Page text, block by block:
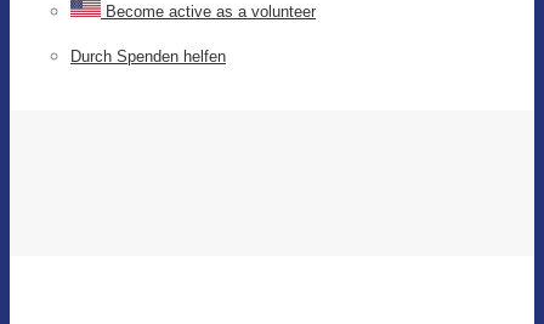
Become active as a volunteer
Durch Spenden helfen